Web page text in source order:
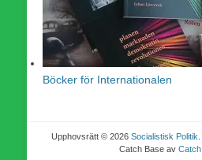
Böcker för Internationalen
Upphovsrätt © 2026 Socialistisk Politik
Catch Base av